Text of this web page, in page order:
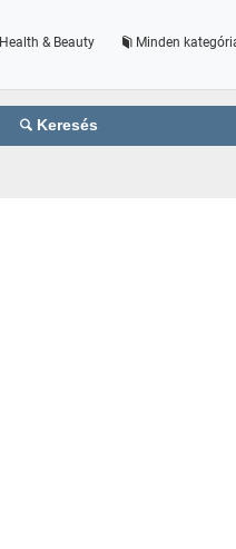
Health & Beauty Minden
Keresés